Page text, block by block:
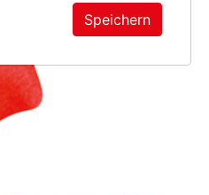
Speichern